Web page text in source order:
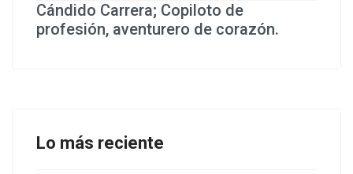
Cándido Carrera; Copiloto de
profesión, aventurero de corazón.
Lo más reciente